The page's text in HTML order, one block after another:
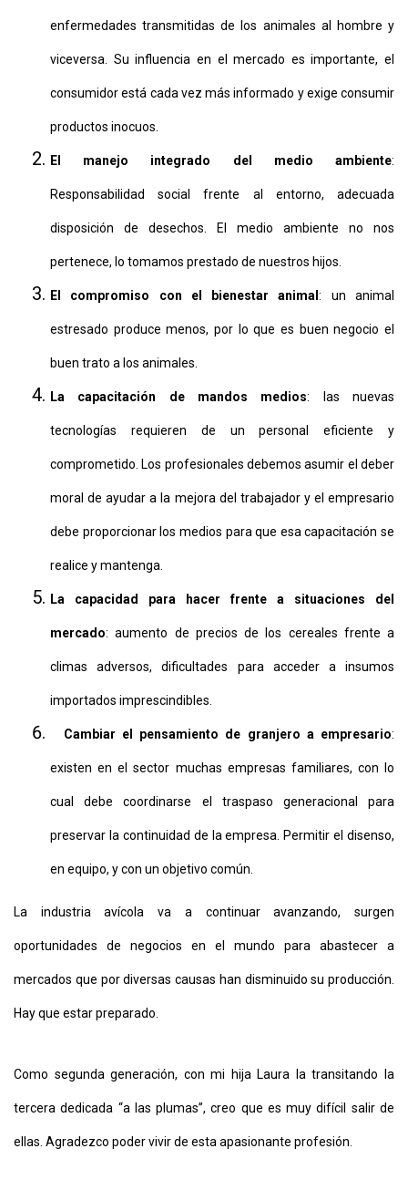
enfermedades transmitidas de los animales al hombre y
viceversa. Su influencia en el mercado es importante, el
consumidor está cada vez más informado y exige consumir
productos inocuos.
El manejo integrado del medio ambiente:
Responsabilidad social frente al entorno, adecuada
disposición de desechos. El medio ambiente no nos
pertenece, lo tomamos prestado de nuestros hijos.
El compromiso con el bienestar animal: un animal
estresado produce menos, por lo que es buen negocio el
buen trato a los animales.
La capacitación de mandos medios: las nuevas
tecnologías requieren de un personal eficiente y
comprometido. Los profesionales debemos asumir el deber
moral de ayudar a la mejora del trabajador y el empresario
debe proporcionar los medios para que esa capacitación se
realice y mantenga.
La capacidad para hacer frente a situaciones del
mercado: aumento de precios de los cereales frente a
climas adversos, dificultades para acceder a insumos
importados imprescindibles.
Cambiar el pensamiento de granjero a empresario:
existen en el sector muchas empresas familiares, con lo
cual debe coordinarse el traspaso generacional para
preservar la continuidad de la empresa. Permitir el disenso,
en equipo, y con un objetivo común.
La industria avícola va a continuar avanzando, surgen
oportunidades de negocios en el mundo para abastecer a
mercados que por diversas causas han disminuido su producción.
Hay que estar preparado.
Como segunda generación, con mi hija Laura la transitando la
tercera dedicada “a las plumas”, creo que es muy difícil salir de
ellas. Agradezco poder vivir de esta apasionante profesión.